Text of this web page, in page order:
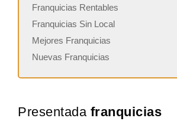
Franquicias Rentables
Franquicias Sin Local
Mejores Franquicias
Nuevas Franquicias
Presentada franquicias